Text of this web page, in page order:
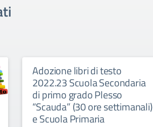
Adozione libri di testo
2022.23 Scuola Secondaria
di primo grado Plesso
“Scauda” (30 ore settimanali)
e Scuola Primaria